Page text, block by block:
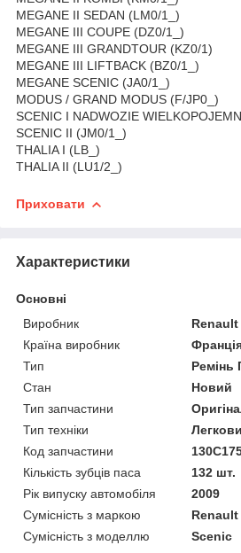
MEGANE II SEDAN (LM0/1_)
MEGANE III COUPE (DZ0/1_)
MEGANE III GRANDTOUR (KZ0/1)
MEGANE III LIFTBACK (BZ0/1_)
MEGANE SCENIC (JA0/1_)
MODUS / GRAND MODUS (F/JP0_)
SCENIC I NADWOZIE
SCENIC II (JM0/1_)
THALIA I (LB_)
THALIA II (LU1/2_)
Приховати
Характеристики
Основні
Виробник
Renault
Країна виробник
Тип
Ремінь
Стан
Новий
Тип запчастини
Тип техніки
Код запчастини
Кількість зубців паса
132 шт.
Рік випуску автомобіля
2009
Сумісність з маркою
Renault
Сумісність з моделлю
Scenic